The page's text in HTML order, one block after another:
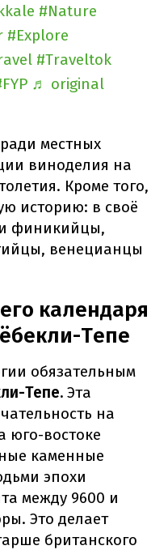
#Nature
#Explore
#Traveltok
♬ original
местных
виноделия на
Кроме того,
историю: в своё
финикийцы,
венецианцы
календаря
Тепе
обязательным
Тепе. Эта
на
юго-востоке
каменные
эпохи
между 9600 и
Это делает
британского